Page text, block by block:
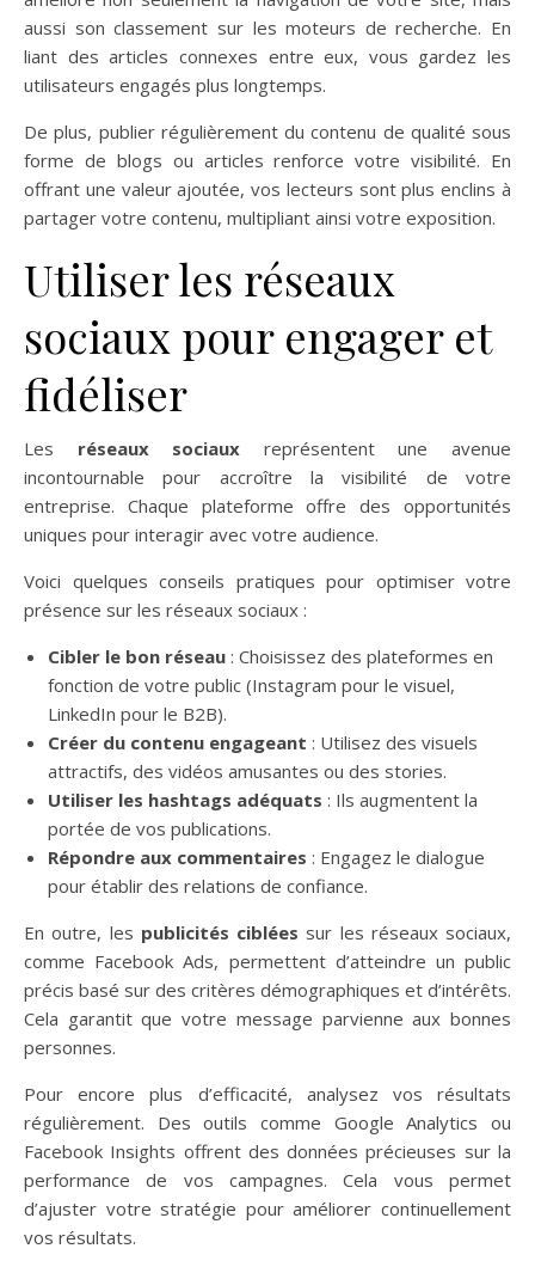
aussi son classement sur les moteurs de recherche. En
liant des articles connexes entre eux, vous gardez les
utilisateurs engagés plus longtemps.
De plus, publier régulièrement du contenu de qualité sous
forme de blogs ou articles renforce votre visibilité. En
offrant une valeur ajoutée, vos lecteurs sont plus enclins à
partager votre contenu, multipliant ainsi votre exposition.
Utiliser les réseaux
sociaux pour engager et
fidéliser
Les réseaux sociaux représentent une avenue
incontournable pour accroître la visibilité de votre
entreprise. Chaque plateforme offre des opportunités
uniques pour interagir avec votre audience.
Voici quelques conseils pratiques pour optimiser votre
présence sur les réseaux sociaux :
Cibler le bon réseau : Choisissez des plateformes en
fonction de votre public (Instagram pour le visuel,
LinkedIn pour le B2B).
Créer du contenu engageant : Utilisez des visuels
attractifs, des vidéos amusantes ou des stories.
Utiliser les hashtags adéquats : Ils augmentent la
portée de vos publications.
Répondre aux commentaires : Engagez le dialogue
pour établir des relations de confiance.
En outre, les publicités ciblées sur les réseaux sociaux,
comme Facebook Ads, permettent d’atteindre un public
précis basé sur des critères démographiques et d’intérêts.
Cela garantit que votre message parvienne aux bonnes
personnes.
Pour encore plus d’efficacité, analysez vos résultats
régulièrement. Des outils comme Google Analytics ou
Facebook Insights offrent des données précieuses sur la
performance de vos campagnes. Cela vous permet
d’ajuster votre stratégie pour améliorer continuellement
vos résultats.